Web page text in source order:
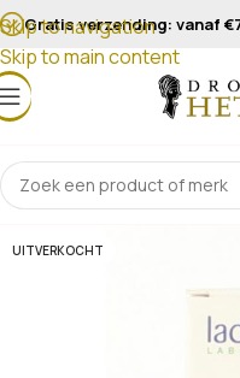
Skip to navigation
Skip to main content
Gratis verzending: vanaf
UITVERKOCHT